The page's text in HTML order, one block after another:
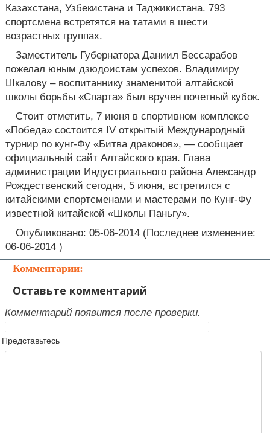
Казахстана, Узбекистана и Таджикистана. 793
спортсмена встретятся на татами в шести
возрастных группах.
Заместитель Губернатора Даниил Бессарабов
пожелал юным дзюдоистам успехов. Владимиру
Шкалову – воспитаннику знаменитой алтайской
школы борьбы «Спарта» был вручен почетный кубок.
Стоит отметить, 7 июня в спортивном комплексе
«Победа» состоится IV открытый Международный
турнир по кунг-Фу «Битва драконов», — сообщает
официальный сайт Алтайского края. Глава
администрации Индустриального района Александр
Рождественский сегодня, 5 июня, встретился с
китайскими спортсменами и мастерами по Кунг-Фу
известной китайской «Школы Паньгу».
Опубликовано: 05-06-2014 (Последнее изменение:
06-06-2014 )
Комментарии:
Оставьте комментарий
Комментарий появится после проверки.
Представьтесь